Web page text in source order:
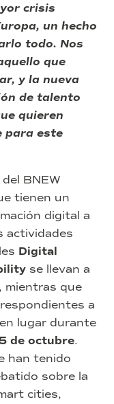
crisis
un hecho
todo. Nos
que
y la nueva
de talento
quieren
para este
BNEW
tienen un
digital a
actividades
Digital
se llevan a
, mientras que
a
lugar durante
de octubre.
han tenido
sobre la
cities,